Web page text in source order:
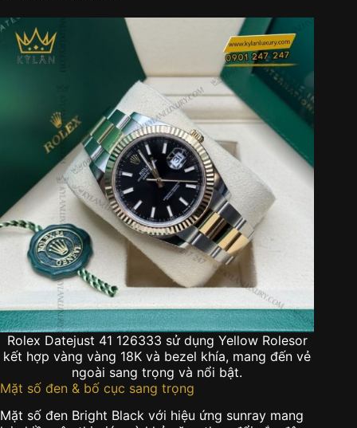
Rolex Datejust 41 126333 sử dụng Yellow Rolesor
kết hợp vàng vàng 18K và bezel khía, mang đến vẻ
ngoài sang trọng và nổi bật.
Mặt số đen & bố cục sang trọng
Mặt số đen Bright Black với hiệu ứng sunray mang